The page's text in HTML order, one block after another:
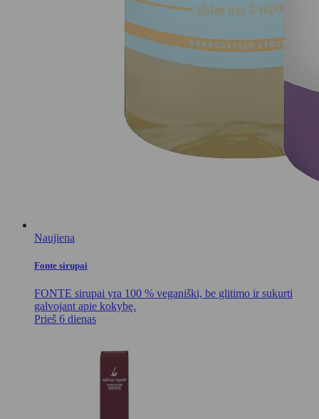
Naujiena
Fonte sirupai
FONTE sirupai yra 100 % veganiški, be glitimo ir sukurti
galvojant apie kokybę.
Prieš 6 dienas